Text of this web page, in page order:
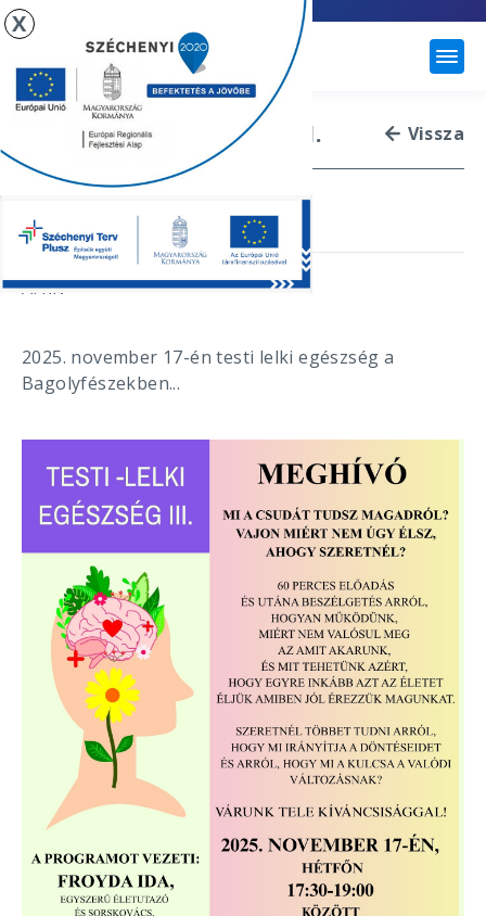
ÚJHARTYÁN
TESTI LELKI EGÉSZSÉG III. Vissza
2025. november 17.
Arhív
2025. november 17-én testi lelki egészség a
Bagolyfészekben...
X